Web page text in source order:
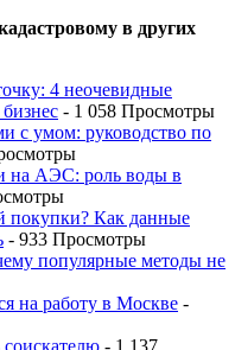
в других
4 неочевидные
- 1 058 Просмотры
с умом: руководство по
на АЭС: роль воды в
покупки? Как данные
- 933 Просмотры
популярные методы не
на работу в Москве -
- 1 137